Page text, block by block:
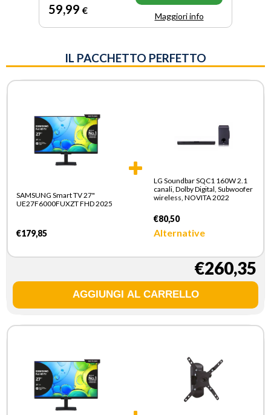
59,99 € Maggiori info
IL PACCHETTO PERFETTO
SAMSUNG Smart TV 27"
UE27F6000FUXZT FHD 2025
€179,85
LG Soundbar SQC1 160W 2.1
canali, Dolby Digital, Subwoofer
wireless, NOVITA 2022
€80,50
Alternative
€260,35